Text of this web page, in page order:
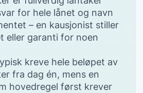
for hele lånet og navn
– en kausjonist stiller
eller garanti for noen
kreve hele beløpet av
fra dag én, mens en
hovedregel først krever